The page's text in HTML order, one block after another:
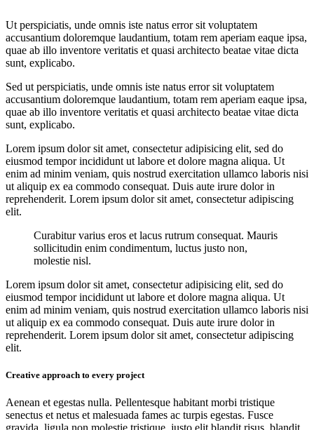
Ut perspiciatis, unde omnis iste natus error sit voluptatem
accusantium doloremque laudantium, totam rem aperiam eaque ipsa,
quae ab illo inventore veritatis et quasi architecto beatae vitae dicta
sunt, explicabo.
Sed ut perspiciatis, unde omnis iste natus error sit voluptatem
accusantium doloremque laudantium, totam rem aperiam eaque ipsa,
quae ab illo inventore veritatis et quasi architecto beatae vitae dicta
sunt, explicabo.
Lorem ipsum dolor sit amet, consectetur adipisicing elit, sed do
eiusmod tempor incididunt ut labore et dolore magna aliqua. Ut
enim ad minim veniam, quis nostrud exercitation ullamco laboris nisi
ut aliquip ex ea commodo consequat. Duis aute irure dolor in
reprehenderit. Lorem ipsum dolor sit amet, consectetur adipiscing
elit.
Curabitur varius eros et lacus rutrum consequat. Mauris
sollicitudin enim condimentum, luctus justo non,
molestie nisl.
Lorem ipsum dolor sit amet, consectetur adipisicing elit, sed do
eiusmod tempor incididunt ut labore et dolore magna aliqua. Ut
enim ad minim veniam, quis nostrud exercitation ullamco laboris nisi
ut aliquip ex ea commodo consequat. Duis aute irure dolor in
reprehenderit. Lorem ipsum dolor sit amet, consectetur adipiscing
elit.
Creative approach to every project
Aenean et egestas nulla. Pellentesque habitant morbi tristique
senectus et netus et malesuada fames ac turpis egestas. Fusce